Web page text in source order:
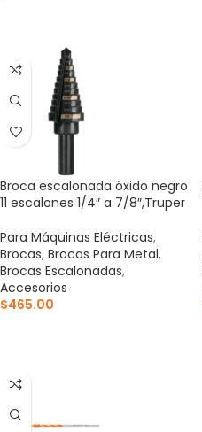
Broca escalonada óxido negro
11 escalones 1/4″ a 7/8″,Truper
Para Máquinas Eléctricas,
Brocas, Brocas Para Metal,
Brocas Escalonadas,
Accesorios
$465.00